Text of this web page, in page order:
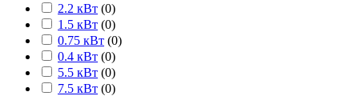
2.2 кВт (0)
1.5 кВт (0)
0.75 кВт (0)
0.4 кВт (0)
5.5 кВт (0)
7.5 кВт (0)